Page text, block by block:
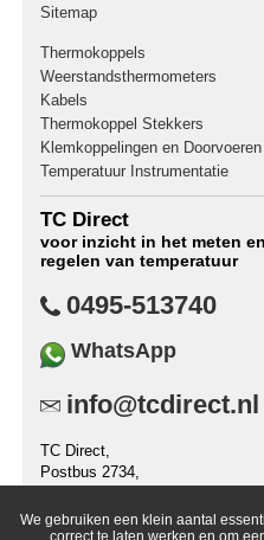
Sitemap
Thermokoppels
Weerstandsthermometers
Kabels
Thermokoppel Stekkers
Klemkoppelingen en Doorvoeren
Temperatuur Instrumentatie
TC Direct
voor inzicht in het meten en
regelen van temperatuur
0495-513740
WhatsApp
info@tcdirect.nl
TC Direct,
Postbus 2734,
Nederland
We gebruiken een klein aantal
correct te laten werken en om